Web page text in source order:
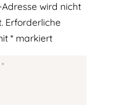
wird nicht
Erforderliche
*markiert